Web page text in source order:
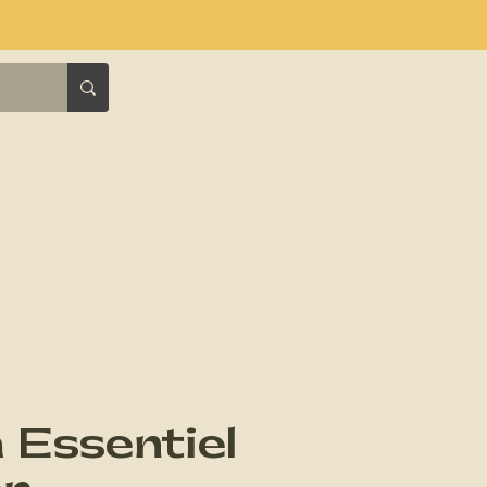
Essentiel